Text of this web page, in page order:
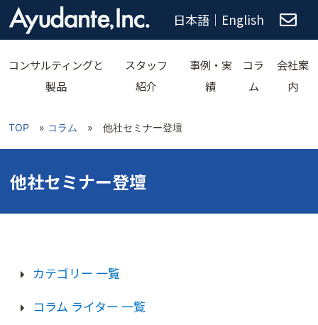
日本語 ｜ English
コンサルティングと
製品
スタッフ
紹介
事例・実
績
コラ
ム
会社案
内
TOP » コラム » 他社セミナー登壇
他社セミナー登壇
カテゴリー 一覧
AI
AYUDANTE NEWS
コラム ライター 一覧